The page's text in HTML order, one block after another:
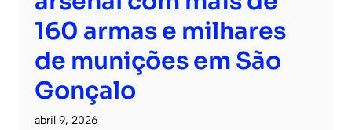
160 armas e milhares
de munições em São
Gonçalo
abril 9, 2026